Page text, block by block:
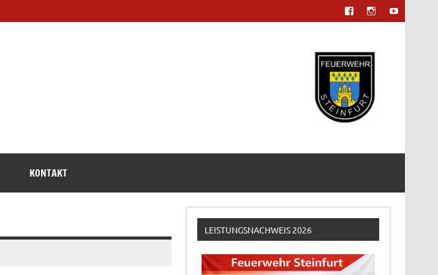
KONTAKT
LEISTUNGSNACHWEIS 2026